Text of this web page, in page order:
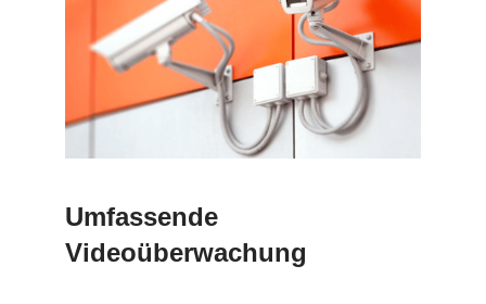
Umfassende
Videoüberwachung